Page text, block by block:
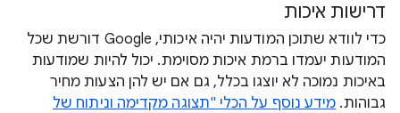
דרישות איכות
כדי לוודא שתוכן המודעות יהיה איכותי, Google דורשת שכל
המודעות יעמדו ברמת איכות מסוימת. יכול להיות שמודעות
באיכות נמוכה לא יוצגו בכלל, גם אם יש להן הצעות מחיר
גבוהות. מידע נוסף על הכלי "תצוגה מקדימה וניתוח של